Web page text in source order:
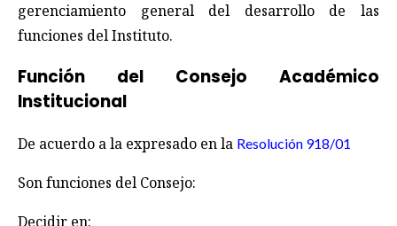
gerenciamiento general del desarrollo de las
funciones del Instituto.
Función del Consejo Académico
Institucional
De acuerdo a la expresado en la Resolución 918/01
Son funciones del Consejo:
Decidir en: